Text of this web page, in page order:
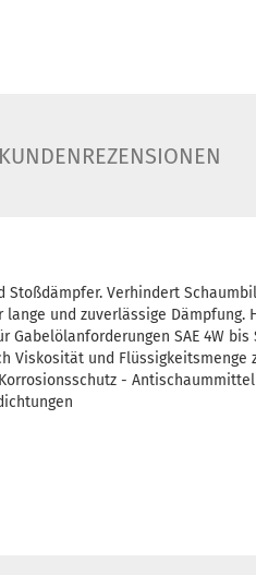
KUNDENREZENSIONEN
Verhindert
und zuverlässige Dämpfung.
SAE 4W bis
Viskosität und Flüssigkeitsmenge
-